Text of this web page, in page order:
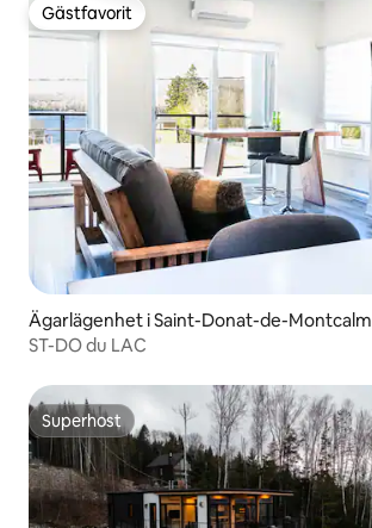
Gästfavorit
Gästfavorit
Ägarlägenhet i Saint-Donat-de-Montcalm
ST-DO du LAC
Superhost
Superhost